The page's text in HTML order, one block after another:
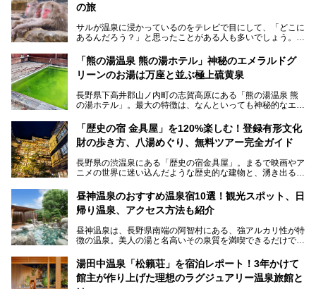
の旅
サルが温泉に浸かっているのをテレビで目にして、「どこに
あるんだろう？」と思ったことがある人も多いでしょう。
この微笑ましい光景は、長野県にある「地獄谷野猿公苑」で
見られるもので、野生のサルが雪景色の中で温泉に浸かる姿
を間近で観察できます。
本記事では、地獄谷野猿公苑の魅力や見どころ、サルと温泉
との関係性、地獄谷周辺の観光スポットについて紹介しま
ので、野生のサルを観察する貴重な自然体験と温泉をあわせ
て楽しみたい人は、ぜひ参考にしてください。
「熊の湯温泉 熊の湯ホテル」神秘のエメラルドグ
リーンのお湯は万座と並ぶ極上硫黄泉
長野県下高井郡山ノ内町の志賀高原にある「熊の湯温泉 熊
の湯ホテル」。最大の特徴は、なんといっても神秘的なエメ
リピートするファンも多い温泉です。冬はスキーと一緒に楽
しみたい極上の温泉を紹介します。
「歴史の宿 金具屋」を120%楽しむ！登録有形文化
財の歩き方、八湯めぐり、無料ツアー完全ガイド
長野県の渋温泉にある「歴史の宿金具屋」。まるで映画やア
ニメの世界に迷い込んだような歴史的な建物と、湧き出る温
を隅々まで楽しみたいですよね。この記事では、金具屋での
滞在を最高の思い出にするための「楽しみ方」を徹底的にご
紹介します！
昼神温泉のおすすめ温泉宿10選！観光スポット、日
帰り温泉、アクセス方法も紹介
昼神温泉は、長野県南端の阿智村にある、強アルカリ性が特
徴の温泉。美人の湯と名高いその泉質を満喫できるだけでな
昼神温泉では、朝市などの観光スポットや、信州名物のおや
きを楽しめるグルメスポットなど、観光を楽しむにはぴった
りの場所が豊富にあります。
湯田中温泉「松籟荘」を宿泊レポート！3年かけて
館主が作り上げた理想のラグジュアリー温泉旅館と